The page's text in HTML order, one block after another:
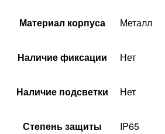
Материал корпуса Металл
Наличие фиксации Нет
Наличие подсветки Нет
Степень защиты IP65